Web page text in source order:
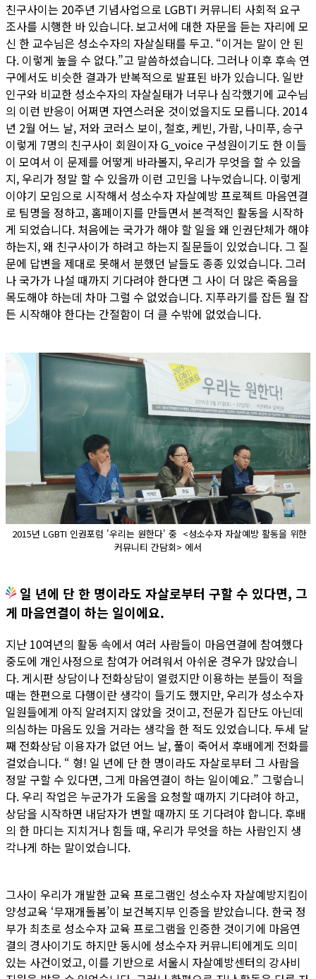
친구사이는 20주년 기념사업으로 LGBTI 커뮤니티 사회적 요구
조사를 시행한 바 있습니다. 보고서에 대한 자문을 듣는 자리에 모
신 한 교수님은 성소수자의 자살실태를 두고. “이거는 말이 안 된
다. 이렇게 높을 수 없다.”고 말씀하셨습니다. 그러나 이후 후속 연
구에서도 비슷한 결과가 반복적으로 발표된 바가 있습니다. 일반
인구와 비교한 성소수자의 자살실태가 너무나 심각했기에 교수님
의 이런 반응이 어쩌면 자연스러운 것이었을지도 모릅니다. 2014
년 2월 어느 날, 저와 코러스 보이, 철호, 케빈, 가람, 나미푸, 승구
이렇게 7명의 친구사이 회원이자 G_voice 구성원이기도 한 이들
이 모여서 이 문제를 어떻게 바라볼지, 우리가 무엇을 할 수 있을
지, 우리가 정말 할 수 있을까 이런 고민을 나누었습니다. 이렇게
이야기 모임으로 시작해서 성소수자 자살예방 프로젝트 마음연결
로 팀명을 정하고, 홈페이지를 만들면서 본격적인 활동을 시작하
게 되었습니다. 처음에는 국가가 해야 할 일을 왜 인권단체가 해야
하는지, 왜 친구사이가 하려고 하는지 질문들이 있었습니다. 그 질
문에 답변을 제대로 못해서 분했던 날들도 종종 있었습니다. 그러
나 국가가 나설 때까지 기다려야 한다면 그 사이 더 많은 죽음을
목도해야 하는데 차마 그럴 수 없었습니다. 지푸라기를 잡든 뭘 잡
든 시작해야 한다는 간절함이 더 클 수밖에 없었습니다.
2015년 LGBTI 인권포럼 '우리는 원한다' 중 <성소수자 자살예방 활동을 위한
커뮤니티 간담회> 에서
일 년에 단 한 명이라도 자살로부터 구할 수 있다면, 그
게 마음연결이 하는 일이에요.
지난 10여년의 활동 속에서 여러 사람들이 마음연결에 참여했다
중도에 개인사정으로 참여가 어려워서 아쉬운 경우가 많았습니
다. 게시판 상담이나 전화상담이 열렸지만 이용하는 분들이 적을
때는 한편으로 다행이란 생각이 들기도 했지만, 우리가 성소수자
일원들에게 아직 알려지지 않았을 것이고, 전문가 집단도 아닌데
의심하는 마음도 있을 거라는 생각을 한 적도 있었습니다. 두세 달
째 전화상담 이용자가 없던 어느 날, 풀이 죽어서 후배에게 전화를
걸었습니다. “ 형! 일 년에 단 한 명이라도 자살로부터 그 사람을
정말 구할 수 있다면, 그게 마음연결이 하는 일이예요.” 그렇습니
다. 우리 작업은 누군가가 도움을 요청할 때까지 기다려야 하고,
상담을 시작하면 내담자가 변할 때까지 또 기다려야 합니다. 후배
의 한 마디는 지치거나 힘들 때, 우리가 무엇을 하는 사람인지 생
각나게 하는 말이었습니다.
그사이 우리가 개발한 교육 프로그램인 성소수자 자살예방지킴이
양성교육 ‘무재개돌봄’이 보건복지부 인증을 받았습니다. 한국 정
부가 최초로 성소수자 교육 프로그램을 인증한 것이기에 마음연
결의 경사이기도 하지만 동시에 성소수자 커뮤니티에게도 의미
있는 사건이었고, 이를 기반으로 서울시 자살예방센터의 강사비